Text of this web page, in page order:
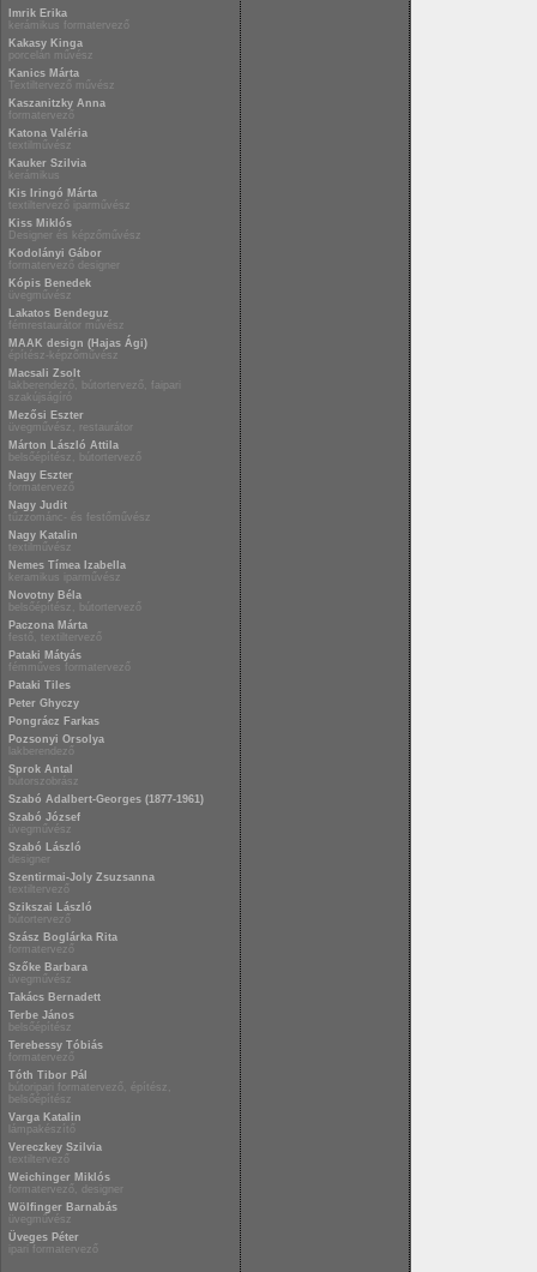
Imrik Erika
kerámikus formatervező
Kakasy Kinga
porcelán művész
Kanics Márta
Textiltervező művész
Kaszanitzky Anna
formatervező
Katona Valéria
textilművész
Kauker Szilvia
kerámikus
Kis Iringó Márta
textiltervező iparművész
Kiss Miklós
Designer és képzőművész
Kodolányi Gábor
formatervező designer
Kópis Benedek
üvegművész
Lakatos Bendeguz
fémrestaurátor művész
MAAK design (Hajas Ági)
építész-képzőművész
Macsali Zsolt
lakberendező, bútortervező, faipari
szakújságíró
Mezősi Eszter
üvegművész, restaurátor
Márton László Attila
belsőépítész, bútortervező
Nagy Eszter
formatervező
Nagy Judit
tűzzománc- és festőművész
Nagy Katalin
textilművész
Nemes Tímea Izabella
keramikus iparművész
Novotny Béla
belsőépítész, bútortervező
Paczona Márta
festő, textiltervező
Pataki Mátyás
fémműves formatervező
Pataki Tiles
Peter Ghyczy
Pongrácz Farkas
Pozsonyi Orsolya
lakberendező
Sprok Antal
bútorszobrász
Szabó Adalbert-Georges (1877-1961)
Szabó József
üvegművész
Szabó László
designer
Szentirmai-Joly Zsuzsanna
textiltervező
Szikszai László
bútortervező
Szász Boglárka Rita
formatervező
Szőke Barbara
üvegművész
Takács Bernadett
Terbe János
belsőépítész
Terebessy Tóbiás
formatervező
Tóth Tibor Pál
bútoripari formatervező, építész,
belsőépítész
Varga Katalin
lámpakészítő
Vereczkey Szilvia
textiltervező
Weichinger Miklós
formatervező, designer
Wölfinger Barnabás
üvegművész
Üveges Péter
ipari formatervező